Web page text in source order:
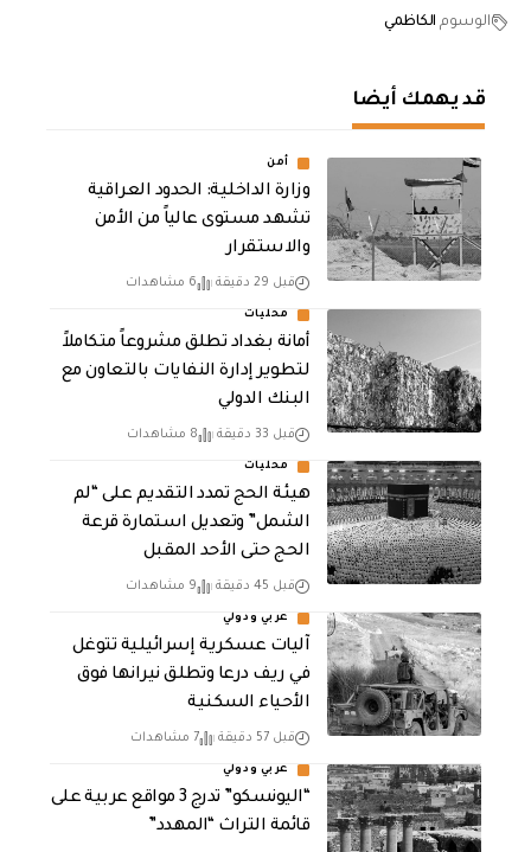
الوسوم الكاظمي
قد يهمك أيضا
أمن
وزارة الداخلية: الحدود العراقية
تشهد مستوى عالياً من الأمن
والاستقرار
قبل 29 دقيقة 6 مشاهدات
محليات
أمانة بغداد تطلق مشروعاً متكاملاً
لتطوير إدارة النفايات بالتعاون مع
البنك الدولي
قبل 33 دقيقة 8 مشاهدات
محليات
هيئة الحج تمدد التقديم على “لم
الشمل” وتعديل استمارة قرعة
الحج حتى الأحد المقبل
قبل 45 دقيقة 9 مشاهدات
عربي ودولي
آليات عسكرية إسرائيلية تتوغل
في ريف درعا وتطلق نيرانها فوق
الأحياء السكنية
قبل 57 دقيقة 7 مشاهدات
عربي ودولي
“اليونسكو” تدرج 3 مواقع عربية على
قائمة التراث “المهدد”